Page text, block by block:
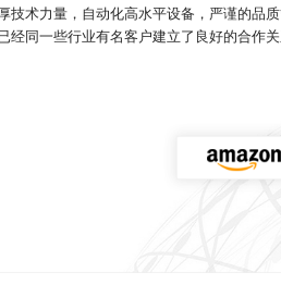
技术力量，自动化高水平设备，严谨的品
经同一些行业有名客户建立了良好的合作